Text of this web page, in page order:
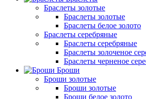
Браслеты золотые
Браслеты золотые
Браслеты белое золото
Браслеты серебряные
Браслеты cеребряные
Браслеты золоченое
Браслеты черненое
Броши
Броши золотые
Броши золотые
Броши белое золото